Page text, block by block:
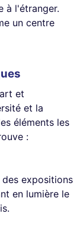
à l'étranger.
un centre
et
et la
éléments les
:
expositions
en lumière le